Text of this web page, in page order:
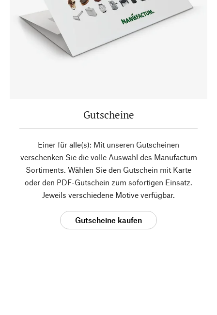
Gutscheine
Einer für alle(s): Mit unseren Gutscheinen
verschenken Sie die volle Auswahl des Manufactum
Sortiments. Wählen Sie den Gutschein mit Karte
oder den PDF-Gutschein zum sofortigen Einsatz.
Jeweils verschiedene Motive verfügbar.
Gutscheine kaufen